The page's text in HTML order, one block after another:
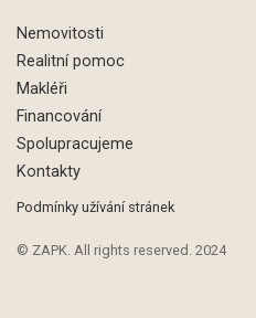
Nemovitosti
Realitní pomoc
Makléři
Financování
Spolupracujeme
Kontakty
Podmínky užívání stránek
© ZAPK. All rights reserved. 2024